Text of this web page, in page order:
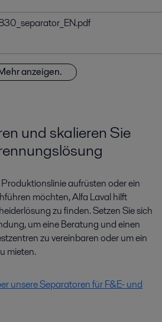
anzeigen.
und skalieren Sie
aufrüsten oder ein
möchten, Alfa Laval hilft
zu finden. Setzen Sie sich
um eine Beratung und einen
zu vereinbaren oder um ein
mieten.
unsere Separatoren für F&E- und